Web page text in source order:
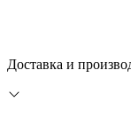
Доставка и